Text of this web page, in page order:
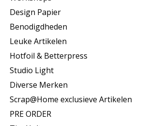
Design Papier
Benodigdheden
Leuke Artikelen
Hotfoil & Betterpress
Studio Light
Diverse Merken
Scrap@Home exclusieve Artikelen
PRE ORDER